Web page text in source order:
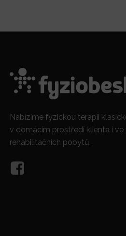
Nabízíme fyzickou terapii
v domácím prostředí klienta i
rehabilitačních pobytů.